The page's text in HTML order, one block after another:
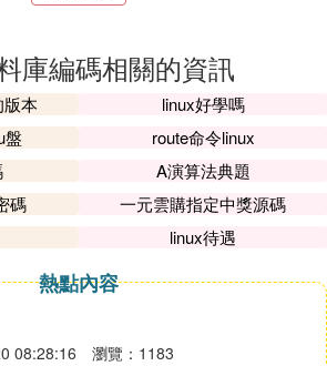
表,來做我們今天的實現,建
COMMENT '性別',
(NAME)
庫編碼相關的資訊
版本
linux好學嗎
盤
route命令linux
A演算法典題
碼
一元雲購指定中獎源碼
linux待遇
熱點內容
08:28:16 瀏覽：1183